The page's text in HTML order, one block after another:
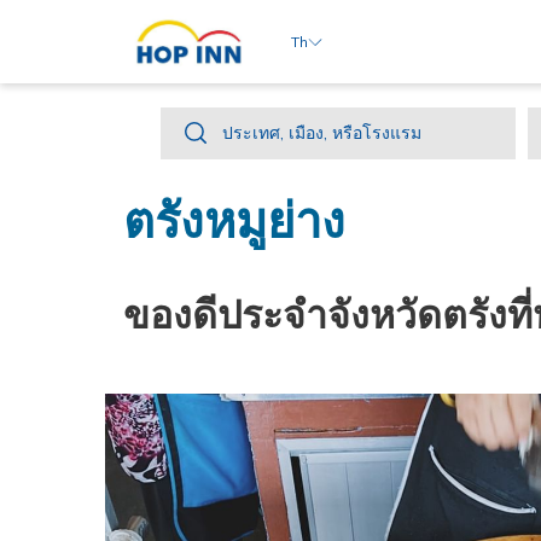
Th
ประเทศ,
เมือง,
หรือ
โรงแรม
ประเทศ, เมือง, หรือโรงแรม
ตรังหมูย่าง
ของดีประจำจังหวัดตรัง